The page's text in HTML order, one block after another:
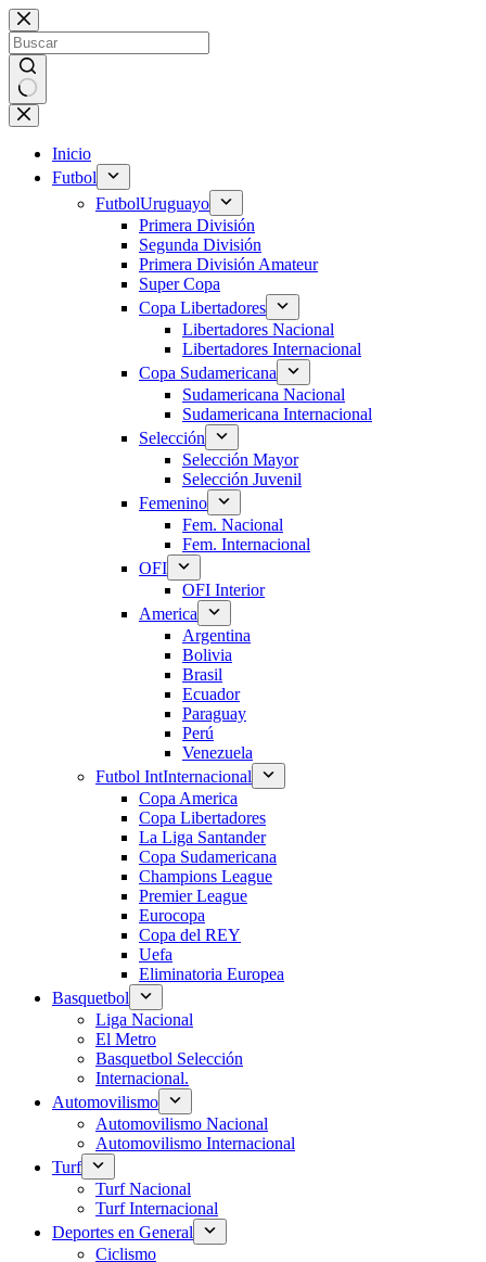
Saltar
al
contenido
Sin
resultados
Inicio
Futbol
FutbolUruguayo
Primera División
Segunda División
Primera División Amateur
Super Copa
Copa Libertadores
Libertadores Nacional
Libertadores Internacional
Copa Sudamericana
Sudamericana Nacional
Sudamericana Internacional
Selección
Selección Mayor
Selección Juvenil
Femenino
Fem. Nacional
Fem. Internacional
OFI
OFI Interior
America
Argentina
Bolivia
Brasil
Ecuador
Paraguay
Perú
Venezuela
Futbol IntInternacional
Copa America
Copa Libertadores
La Liga Santander
Copa Sudamericana
Champions League
Premier League
Eurocopa
Copa del REY
Uefa
Eliminatoria Europea
Basquetbol
Liga Nacional
El Metro
Basquetbol Selección
Internacional.
Automovilismo
Automovilismo Nacional
Automovilismo Internacional
Turf
Turf Nacional
Turf Internacional
Deportes en General
Ciclismo